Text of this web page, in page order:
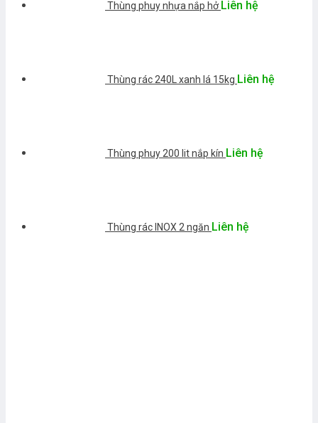
Thùng phuy nhựa nắp hở Liên hệ
Thùng rác 240L xanh lá 15kg Liên hệ
Thùng phuy 200 lit nắp kín Liên hệ
Thùng rác INOX 2 ngăn Liên hệ